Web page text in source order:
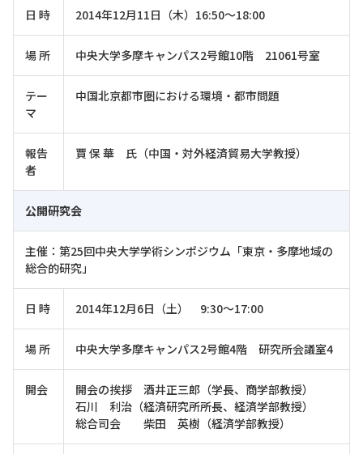
日 時 2014年12月11日（木）16:50～18:00
場 所 中央大学多摩キャンパス2号館10階 21061号室
テー
マ
中国北京都市圏における環境・都市問題
報告
者
賈 保 華 氏（中国・対外経済貿易大学教授）
公開研究会
主催：第25回中央大学学術シンポジウム「東京・多摩地域の
総合的研究」
日 時 2014年12月6日（土） 9:30～17:00
場 所 中央大学多摩キャンパス2号館4階 研究所会議室4
開会
開会の挨拶 酒井正三郎（学長、商学部教授）
石川 利治（経済研究所所長、経済学部教授）
総合司会 柴田 英樹（経済学部教授）